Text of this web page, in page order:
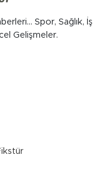
Spor, Sağlık, İş
Gelişmeler.